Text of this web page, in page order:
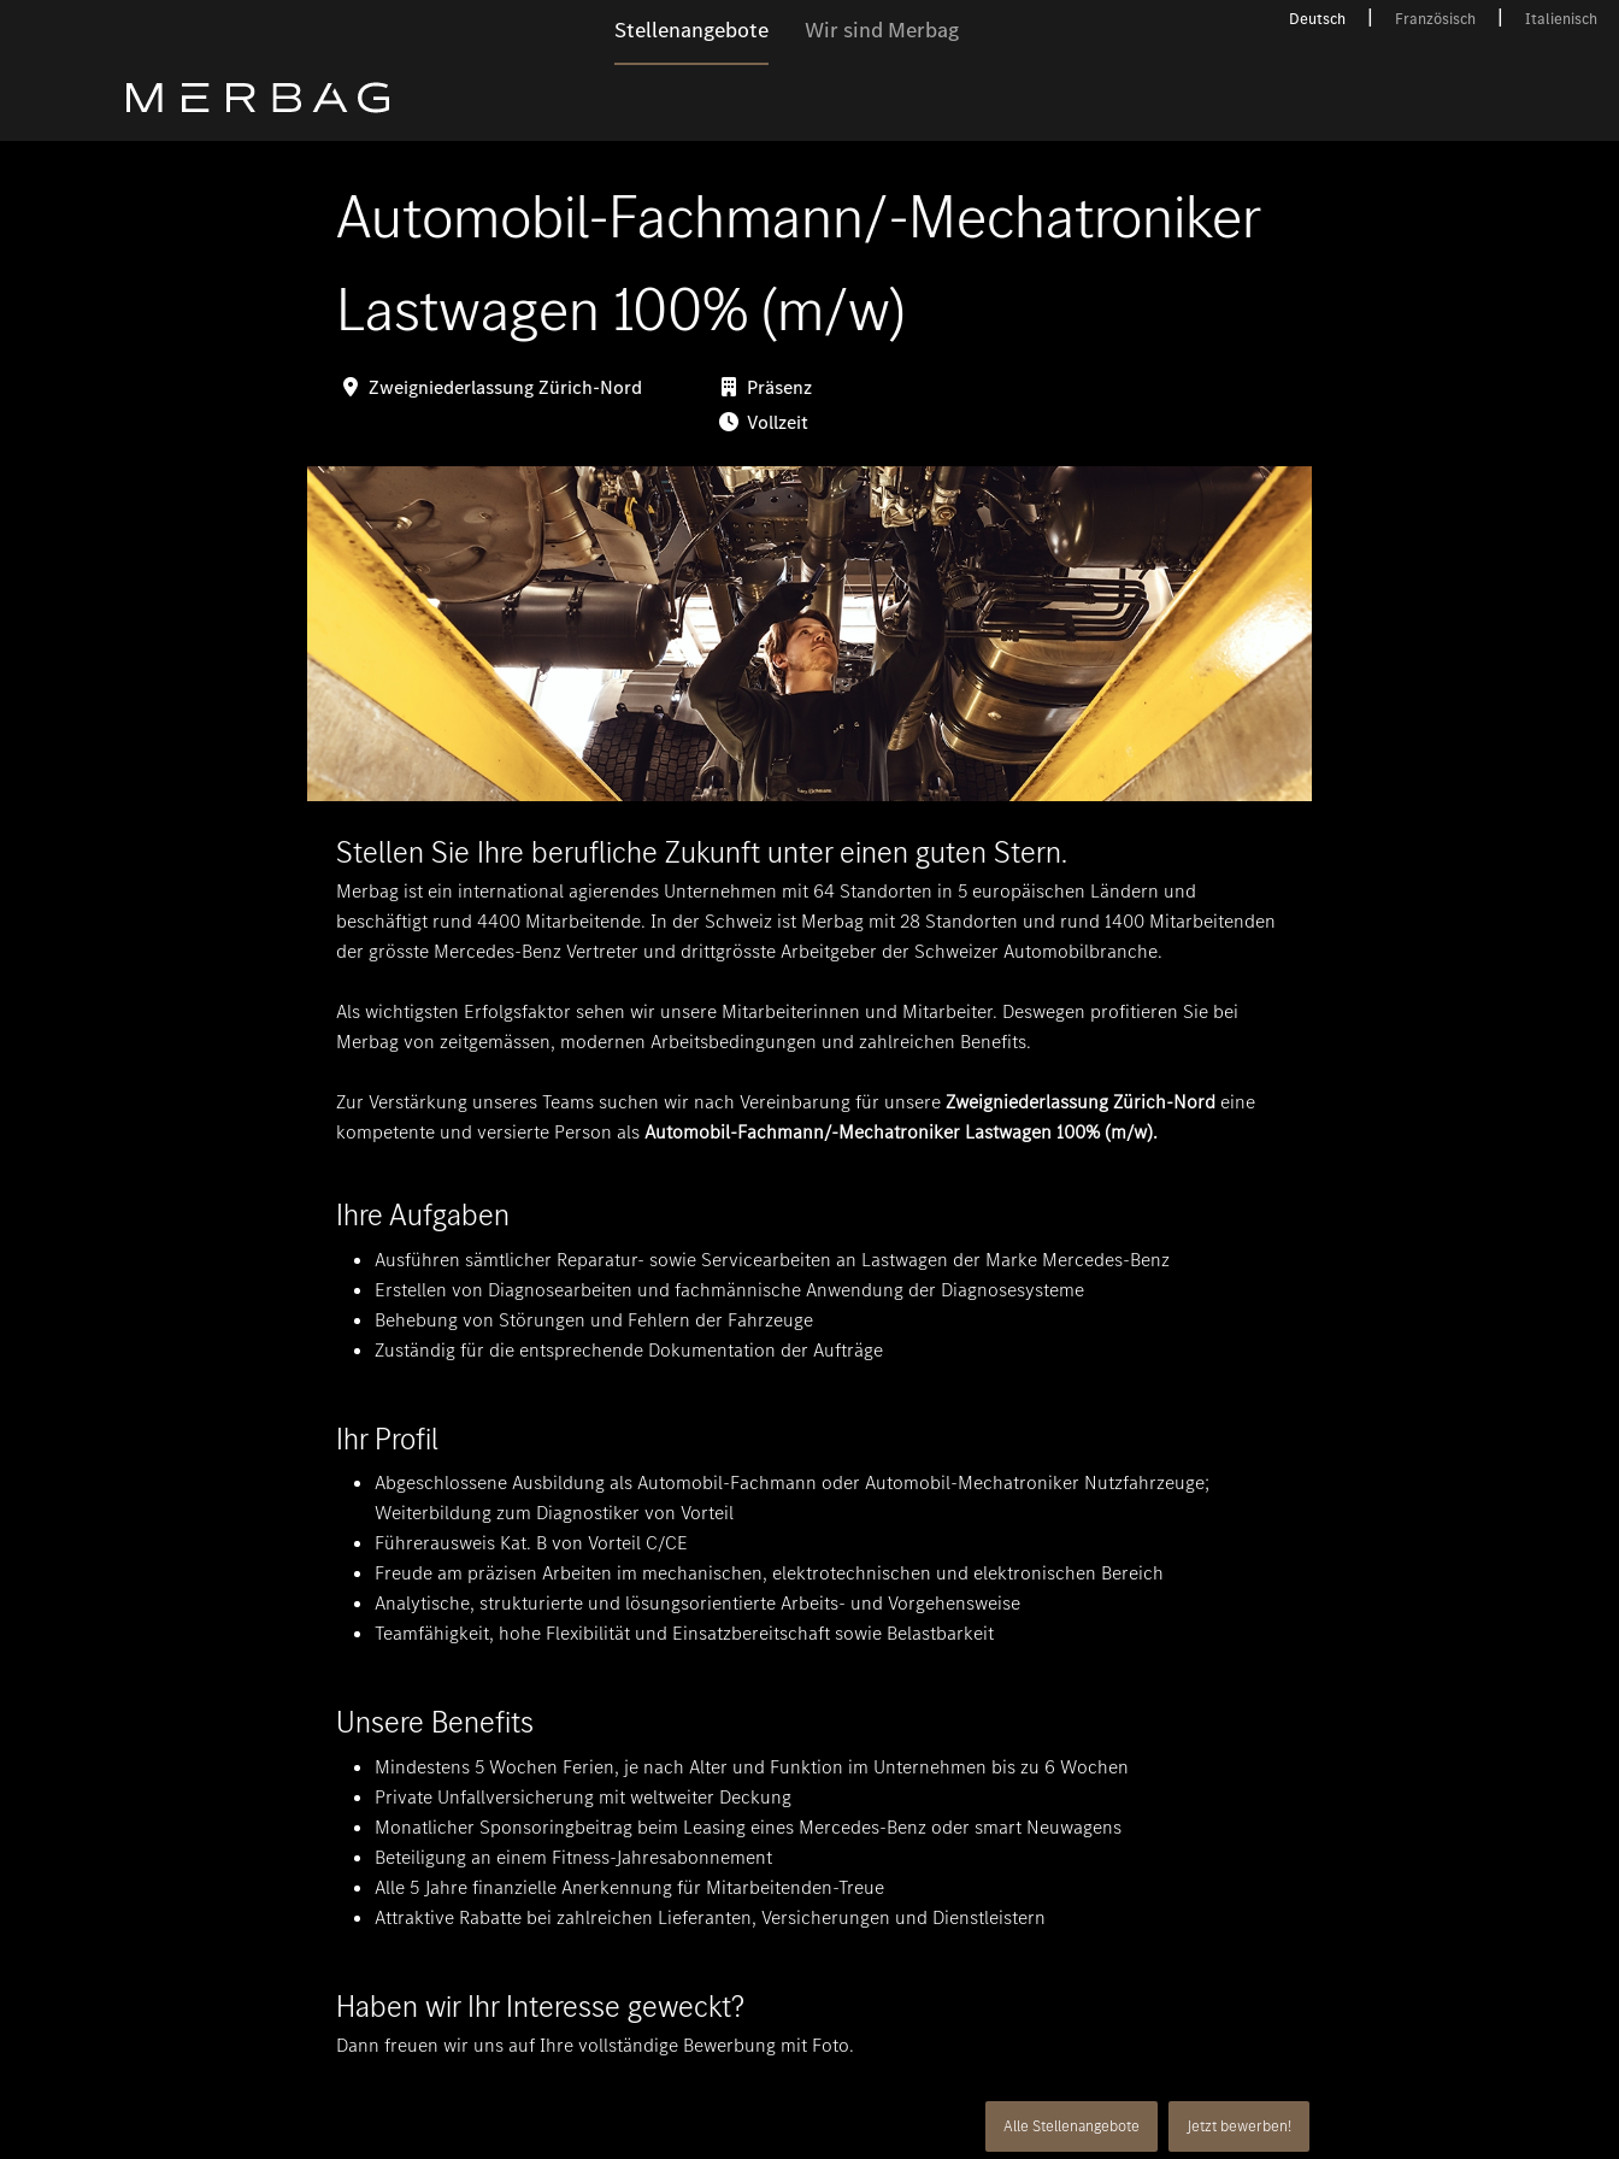
Deutsch Französisch Italienisch
Stellenangebote Wir sind Merbag
Automobil-Fachmann/-Mechatroniker
Lastwagen 100% (m/w)
Zweigniederlassung Zürich-Nord
Präsenz
Vollzeit
Stellen Sie Ihre berufliche Zukunft unter einen guten Stern.
Merbag ist ein international agierendes Unternehmen mit 64 Standorten in 5 europäischen Ländern und
beschäftigt rund 4400 Mitarbeitende. In der Schweiz ist Merbag mit 28 Standorten und rund 1400 Mitarbeitenden
der grösste Mercedes-Benz Vertreter und drittgrösste Arbeitgeber der Schweizer Automobilbranche.
Als wichtigsten Erfolgsfaktor sehen wir unsere Mitarbeiterinnen und Mitarbeiter. Deswegen profitieren Sie bei
Merbag von zeitgemässen, modernen Arbeitsbedingungen und zahlreichen Benefits.
Zur Verstärkung unseres Teams suchen wir nach Vereinbarung für unsereZweigniederlassung Zürich-Nord eine
kompetente und versierte Person alsAutomobil-Fachmann/-Mechatroniker Lastwagen 100% (m/w).
Ihre Aufgaben
Ausführen sämtlicher Reparatur- sowie Servicearbeiten an Lastwagen der Marke Mercedes-Benz
Erstellen von Diagnosearbeiten und fachmännische Anwendung der Diagnosesysteme
Behebung von Störungen und Fehlern der Fahrzeuge
Zuständig für die entsprechende Dokumentation der Aufträge
Ihr Profil
Abgeschlossene Ausbildung als Automobil-Fachmann oder Automobil-Mechatroniker Nutzfahrzeuge;
Weiterbildung zum Diagnostiker von Vorteil
Führerausweis Kat. B von Vorteil C/CE
Freude am präzisen Arbeiten im mechanischen, elektrotechnischen und elektronischen Bereich
Analytische, strukturierte und lösungsorientierte Arbeits- und Vorgehensweise
Teamfähigkeit, hohe Flexibilität und Einsatzbereitschaft sowie Belastbarkeit
Unsere Benefits
Mindestens 5 Wochen Ferien, je nach Alter und Funktion im Unternehmen bis zu 6 Wochen
Private Unfallversicherung mit weltweiter Deckung
Monatlicher Sponsoringbeitrag beim Leasing eines Mercedes-Benz oder smart Neuwagens
Beteiligung an einem Fitness-Jahresabonnement
Alle 5 Jahre finanzielle Anerkennung für Mitarbeitenden-Treue
Attraktive Rabatte bei zahlreichen Lieferanten, Versicherungen und Dienstleistern
Haben wir Ihr Interesse geweckt?
Dann freuen wir uns auf Ihre vollständige Bewerbung mit Foto.
Alle Stellenangebote Jetzt bewerben!